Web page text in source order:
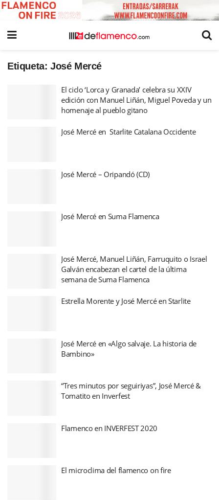
Etiqueta: José Mercé
El ciclo ‘Lorca y Granada’ celebra su XXIV
edición con Manuel Liñán, Miguel Poveda y un
homenaje al pueblo gitano
José Mercé en Starlite Catalana Occidente
José Mercé – Oripandó (CD)
José Mercé en Suma Flamenca
José Mercé, Manuel Liñán, Farruquito o Israel
Galván encabezan el cartel de la última
semana de Suma Flamenca
Estrella Morente y José Mercé en Starlite
José Mercé en «Algo salvaje. La historia de
Bambino»
“Tres minutos por seguiriyas”, José Mercé &
Tomatito en Inverfest
Flamenco en INVERFEST 2020
El microclima del flamenco on fire